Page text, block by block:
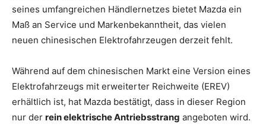
seines umfangreichen Händlernetzes bietet Mazda ein
Maß an Service und Markenbekanntheit, das vielen
neuen chinesischen Elektrofahrzeugen derzeit fehlt.
Während auf dem chinesischen Markt eine Version eines
Elektrofahrzeugs mit erweiterter Reichweite (EREV)
erhältlich ist, hat Mazda bestätigt, dass in dieser Region
nur der rein elektrische Antriebsstrang angeboten wird.